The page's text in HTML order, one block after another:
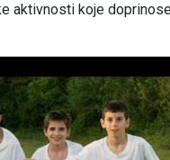
aktivnosti koje